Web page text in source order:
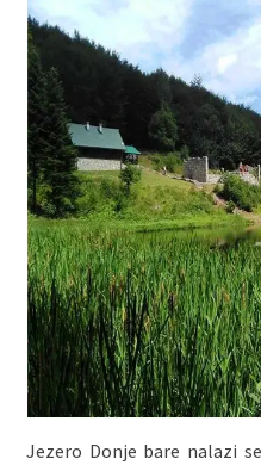
Jezero Donje bare nalazi